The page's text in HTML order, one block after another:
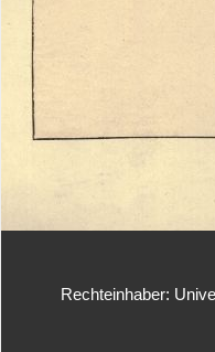
Rechteinhaber: